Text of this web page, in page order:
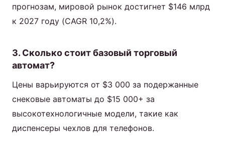
прогнозам, мировой рынок достигнет $146 млрд
к 2027 году (CAGR 10,2%).
3. Сколько стоит базовый торговый
автомат?
Цены варьируются от $3 000 за подержанные
снековые автоматы до $15 000+ за
высокотехнологичные модели, такие как
диспенсеры чехлов для телефонов.